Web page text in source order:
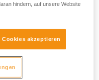
hindern, auf unsere Website
Cookies akzeptieren